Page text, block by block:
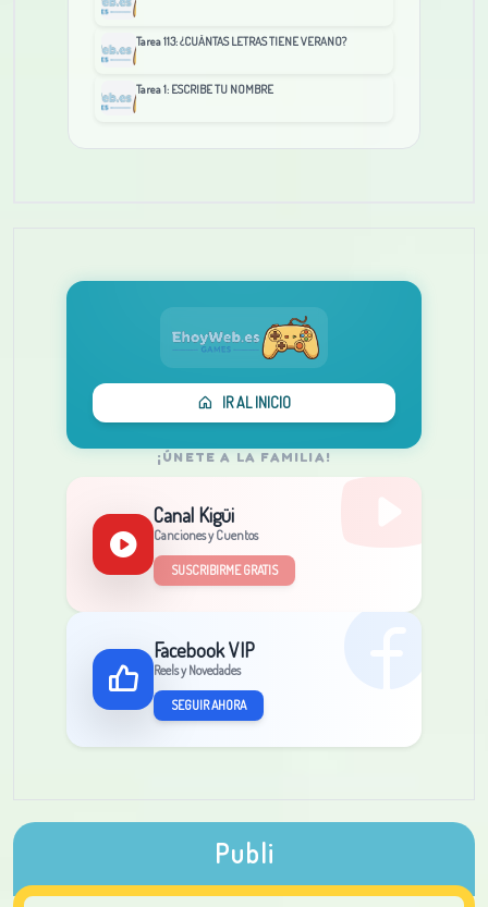
Tarea 113: ¿CUÁNTAS LETRAS TIENE VERANO?
Tarea 1: ESCRIBE TU NOMBRE
IR AL INICIO
¡ÚNETE A LA FAMILIA!
Canal Kigüi
Canciones y Cuentos
SUSCRIBIRME GRATIS
Facebook VIP
Reels y Novedades
SEGUIR AHORA
Publi